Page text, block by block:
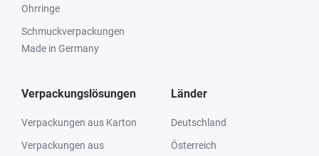
Ohrringe
Schmuckverpackungen
Made in Germany
Verpackungslösungen
Verpackungen aus Karton
Verpackungen aus
Länder
Deutschland
Österreich